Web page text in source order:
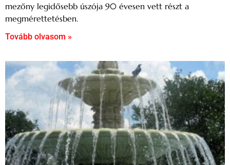
mezőny legidősebb úszója 90 évesen vett részt a
megmérettetésben.
Tovább olvasom »